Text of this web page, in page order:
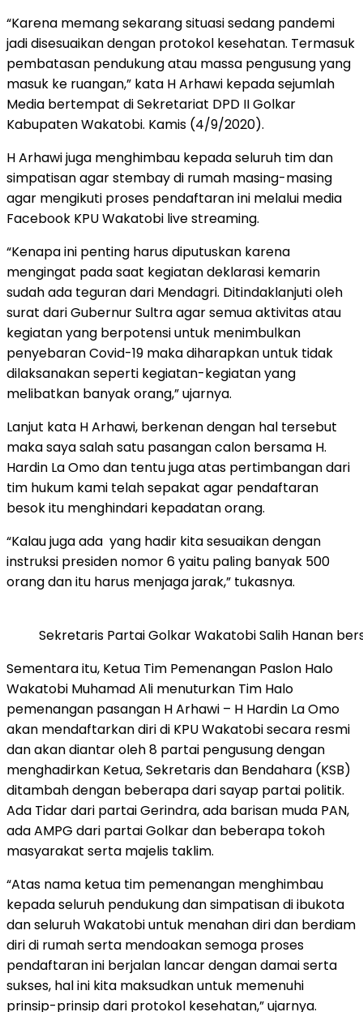
“Karena memang sekarang situasi sedang pandemi
jadi disesuaikan dengan protokol kesehatan. Termasuk
pembatasan pendukung atau massa pengusung yang
masuk ke ruangan,” kata H Arhawi kepada sejumlah
Media bertempat di Sekretariat DPD II Golkar
Kabupaten Wakatobi. Kamis (4/9/2020).
H Arhawi juga menghimbau kepada seluruh tim dan
simpatisan agar stembay di rumah masing-masing
agar mengikuti proses pendaftaran ini melalui media
Facebook KPU Wakatobi live streaming.
“Kenapa ini penting harus diputuskan karena
mengingat pada saat kegiatan deklarasi kemarin
sudah ada teguran dari Mendagri. Ditindaklanjuti oleh
surat dari Gubernur Sultra agar semua aktivitas atau
kegiatan yang berpotensi untuk menimbulkan
penyebaran Covid-19 maka diharapkan untuk tidak
dilaksanakan seperti kegiatan-kegiatan yang
melibatkan banyak orang,” ujarnya.
Lanjut kata H Arhawi, berkenan dengan hal tersebut
maka saya salah satu pasangan calon bersama H.
Hardin La Omo dan tentu juga atas pertimbangan dari
tim hukum kami telah sepakat agar pendaftaran
besok itu menghindari kepadatan orang.
“Kalau juga ada yang hadir kita sesuaikan dengan
instruksi presiden nomor 6 yaitu paling banyak 500
orang dan itu harus menjaga jarak,” tukasnya.
Sekretaris Partai Golkar Wakatobi Salih Hanan
Sementara itu, Ketua Tim Pemenangan Paslon Halo
Wakatobi Muhamad Ali menuturkan Tim Halo
pemenangan pasangan H Arhawi – H Hardin La Omo
akan mendaftarkan diri di KPU Wakatobi secara resmi
dan akan diantar oleh 8 partai pengusung dengan
menghadirkan Ketua, Sekretaris dan Bendahara (KSB)
ditambah dengan beberapa dari sayap partai politik.
Ada Tidar dari partai Gerindra, ada barisan muda PAN,
ada AMPG dari partai Golkar dan beberapa tokoh
masyarakat serta majelis taklim.
“Atas nama ketua tim pemenangan menghimbau
kepada seluruh pendukung dan simpatisan di ibukota
dan seluruh Wakatobi untuk menahan diri dan berdiam
diri di rumah serta mendoakan semoga proses
pendaftaran ini berjalan lancar dengan damai serta
sukses, hal ini kita maksudkan untuk memenuhi
prinsip-prinsip dari protokol kesehatan,” ujarnya.